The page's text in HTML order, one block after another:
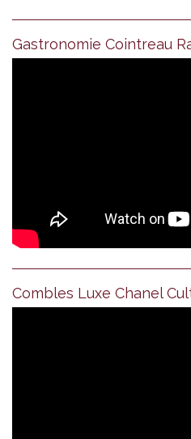
Gastronomie Cointreau
Combles Luxe Chanel